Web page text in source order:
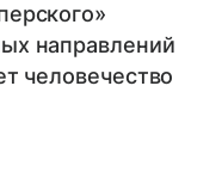
направлений
человечество